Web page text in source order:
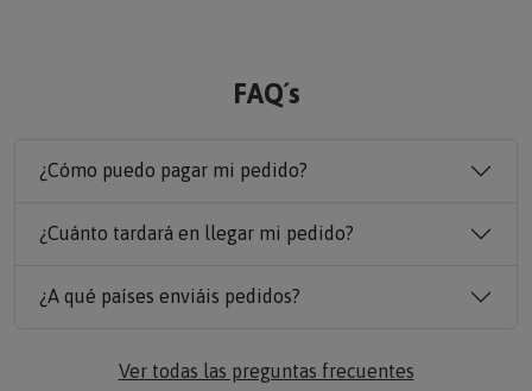
FAQ´s
¿Cómo puedo pagar mi pedido?
¿Cuánto tardará en llegar mi pedido?
¿A qué países enviáis pedidos?
Ver todas las preguntas frecuentes